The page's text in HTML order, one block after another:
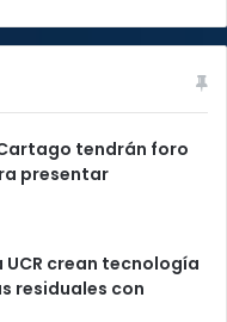
tendrán foro
presentar
crean tecnología
residuales con